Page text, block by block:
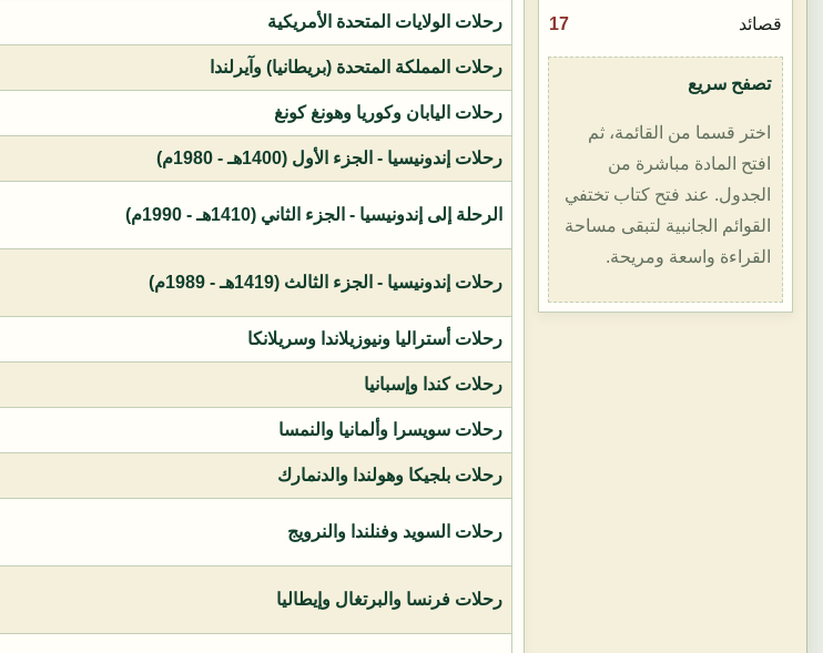
قصائد 17
تصفح سريع
اختر قسما من القائمة، ثم
افتح المادة مباشرة من
الجدول. عند فتح كتاب تختفي
القوائم الجانبية لتبقى مساحة
القراءة واسعة ومريحة.
رحلات الولايات المتحدة الأمريكية
رحلات المملكة المتحدة (بريطانيا) وآيرلندا
رحلات اليابان وكوريا وهونغ كونغ
رحلات إندونيسيا - الجزء الأول (1400هـ - 1980م)
الرحلة إلى إندونيسيا - الجزء الثاني (1410هـ - 1990م)
رحلات إندونيسيا - الجزء الثالث (1419هـ - 1989م)
رحلات أستراليا ونيوزيلاندا وسريلانكا
رحلات كندا وإسبانيا
رحلات سويسرا وألمانيا والنمسا
رحلات بلجيكا وهولندا والدنمارك
رحلات السويد وفنلندا والنرويج
رحلات فرنسا والبرتغال وإيطاليا